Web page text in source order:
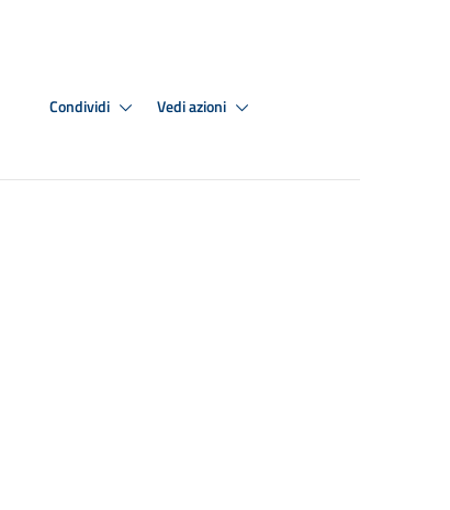
Condividi Vedi azioni